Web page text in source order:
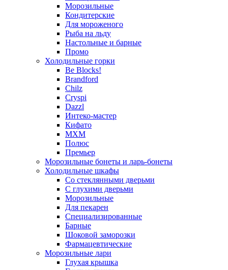
Морозильные
Кондитерские
Для мороженого
Рыба на льду
Настольные и барные
Промо
Холодильные горки
Be Blocks!
Brandford
Chilz
Cryspi
Dazzl
Интеко-мастер
Кифато
МХМ
Полюс
Премьер
Морозильные бонеты и ларь-бонеты
Холодильные шкафы
Со стеклянными дверьми
С глухими дверьми
Морозильные
Для пекарен
Специализированные
Барные
Шоковой заморозки
Фармацевтические
Морозильные лари
Глухая крышка